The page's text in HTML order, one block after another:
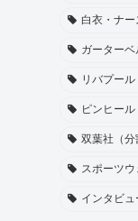
白衣・ナー
ガーターベ
リバプール
ピンヒール
双葉社（分
スポーツウ
インタビュ